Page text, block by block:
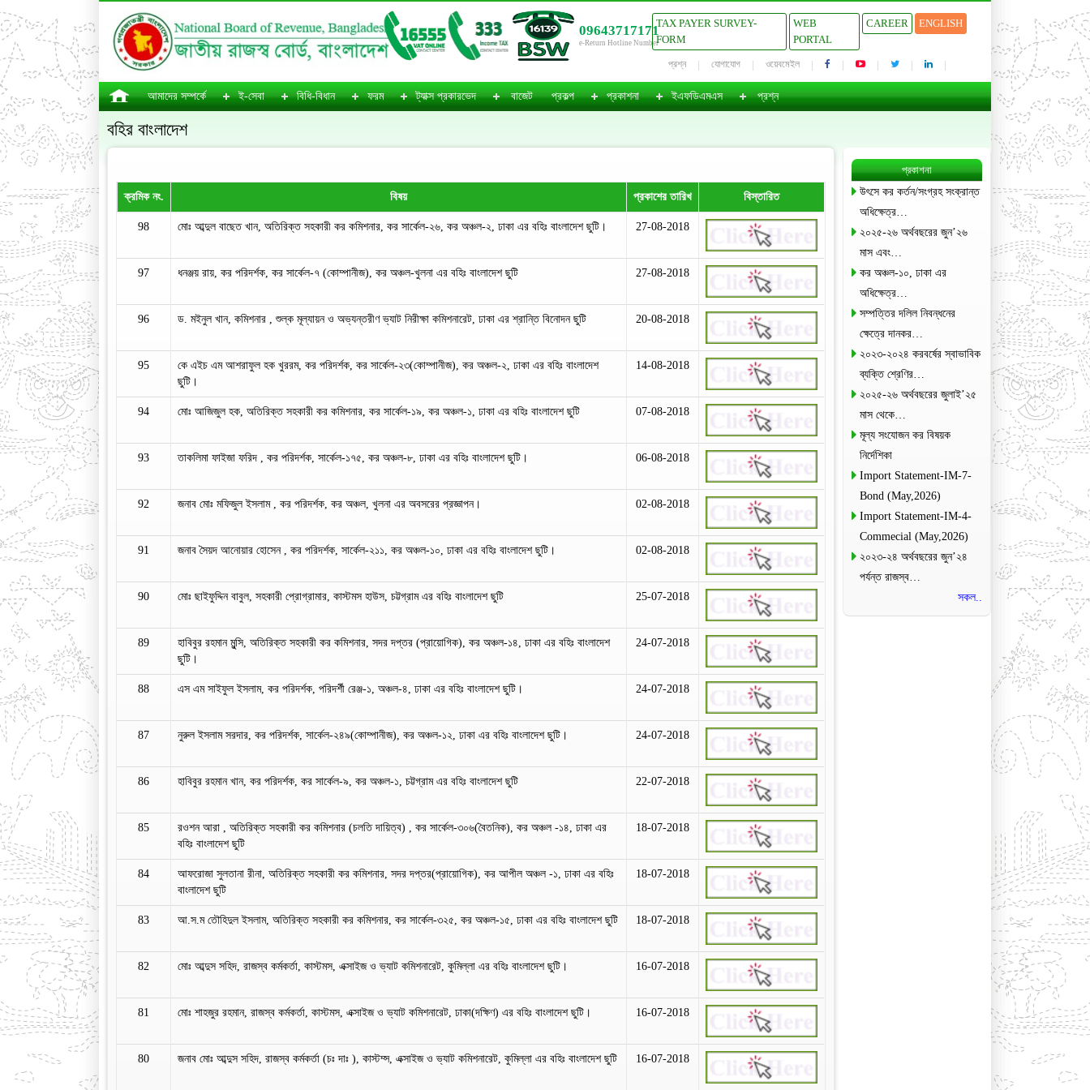
09643717171
e-Return Hotline Number
TAX PAYER SURVEY-
FORM
WEB
PORTAL
CAREER ENGLISH
প্রশ্ন যোগাযোগ ওয়েবমেইল
আমাদের সম্পর্কে ই-সেবা বিধি-বিধান ফরম ট্যাক্স প্রকারভেদ বাজেট প্রকল্প প্রকাশনা ইএফডিএমএস প্রশ্ন
বহির বাংলাদেশ
ক্রমিক নং. বিষয় প্রকাশের তারিখ বিস্তারিত
98 মোঃ আব্দুল বাছেত খান, অতিরিক্ত সহকারী কর কমিশনার, কর সার্কেল-২৬, কর অঞ্চল-২, ঢাকা এর বহিঃ বাংলাদেশ ছুটি। 27-08-2018
97 ধনঞ্জয় রায়, কর পরিদর্শক, কর সার্কেল-৭ (কোম্পানীজ), কর অঞ্চল-খুলনা এর বহিঃ বাংলাদেশ ছুটি 27-08-2018
96 ড. মইনুল খান, কমিশনার , শুল্ক মূল্যায়ন ও অভ্যন্তরীণ ভ্যাট নিরীক্ষা কমিশনারেট, ঢাকা এর শ্রান্তি বিনোদন ছুটি 20-08-2018
95
কে এইচ এম আশরাফুল হক খুররম, কর পরিদর্শক, কর সার্কেল-২৩(কোম্পানীজ), কর অঞ্চল-২, ঢাকা এর বহিঃ বাংলাদেশ
ছুটি।
14-08-2018
94 মোঃ আজিজুল হক, অতিরিক্ত সহকারী কর কমিশনার, কর সার্কেল-১৯, কর অঞ্চল-১, ঢাকা এর বহিঃ বাংলাদেশ ছুটি 07-08-2018
93 তাকলিমা ফাইজা ফরিদ , কর পরিদর্শক, সার্কেল-১৭৫, কর অঞ্চল-৮, ঢাকা এর বহিঃ বাংলাদেশ ছুটি। 06-08-2018
92 জনাব মোঃ মফিজুল ইসলাম , কর পরিদর্শক, কর অঞ্চল, খুলনা এর অবসরের প্রজ্ঞাপন। 02-08-2018
91 জনাব সৈয়দ আনোয়ার হোসেন , কর পরিদর্শক, সার্কেল-২১১, কর অঞ্চল-১০, ঢাকা এর বহিঃ বাংলাদেশ ছুটি। 02-08-2018
90 মোঃ ছাইফুদ্দিন বাবুল, সহকারী প্রোগ্রামার, কাস্টমস হাউস, চট্টগ্রাম এর বহিঃ বাংলাদেশ ছুটি 25-07-2018
89
হাবিবুর রহমান মুন্সি, অতিরিক্ত সহকারী কর কমিশনার, সদর দপ্তর (প্রায়োগিক), কর অঞ্চল-১৪, ঢাকা এর বহিঃ বাংলাদেশ
ছুটি।
24-07-2018
88 এস এম সাইফুল ইসলাম, কর পরিদর্শক, পরিদর্শী রেঞ্জ-১, অঞ্চল-৪, ঢাকা এর বহিঃ বাংলাদেশ ছুটি। 24-07-2018
87 নুরুল ইসলাম সরদার, কর পরিদর্শক, সার্কেল-২৪৯(কোম্পানীজ), কর অঞ্চল-১২, ঢাকা এর বহিঃ বাংলাদেশ ছুটি। 24-07-2018
86 হাবিবুর রহমান খান, কর পরিদর্শক, কর সার্কেল-৯, কর অঞ্চল-১, চট্টগ্রাম এর বহিঃ বাংলাদেশ ছুটি 22-07-2018
85
রওশন আরা , অতিরিক্ত সহকারী কর কমিশনার (চলতি দায়িত্ব) , কর সার্কেল-৩০৬(বৈতনিক), কর অঞ্চল -১৪, ঢাকা এর
বহিঃ বাংলাদেশ ছুটি
18-07-2018
84
আফরোজা সুলতানা রীনা, অতিরিক্ত সহকারী কর কমিশনার, সদর দপ্তর(প্রায়োগিক), কর আপীল অঞ্চল -১, ঢাকা এর বহিঃ
বাংলাদেশ ছুটি
18-07-2018
83 আ.স.ম তৌহিদুল ইসলাম, অতিরিক্ত সহকারী কর কমিশনার, কর সার্কেল-৩২৫, কর অঞ্চল-১৫, ঢাকা এর বহিঃ বাংলাদেশ ছুটি 18-07-2018
82 মোঃ আব্দুস সহিদ, রাজস্ব কর্মকর্তা, কাস্টমস, এক্সাইজ ও ভ্যাট কমিশনারেট, কুমিল্লা এর বহিঃ বাংলাদেশ ছুটি। 16-07-2018
81 মোঃ শাহজুর রহমান, রাজস্ব কর্মকর্তা, কাস্টমস, এক্সাইজ ও ভ্যাট কমিশনারেট, ঢাকা(দক্ষিণ) এর বহিঃ বাংলাদেশ ছুটি। 16-07-2018
80 জনাব মোঃ আব্দুস সহিদ, রাজস্ব কর্মকর্তা (চঃ দাঃ ), কাস্টম্স, এক্সাইজ ও ভ্যাট কমিশনারেট, কুমিল্লা এর বহিঃ বাংলাদেশ ছুটি 16-07-2018
প্রকাশনা
উৎসে কর কর্তন/সংগ্রহ সংক্রান্ত
অধিক্ষেত্র…
২০২৫-২৬ অর্থবছরের জুন’২৬
মাস এবং…
কর অঞ্চল-১০, ঢাকা এর
অধিক্ষেত্র…
সম্পত্তির দলিল নিবন্ধনের
ক্ষেত্রে দানকর…
২০২৩-২০২৪ করবর্ষের স্বাভাবিক
ব্যক্তি শ্রেণির…
২০২৫-২৬ অর্থবছরের জুলাই’২৫
মাস থেকে…
মূল্য সংযোজন কর বিষয়ক
নির্দেশিকা
Import Statement-IM-7-
Bond (May,2026)
Import Statement-IM-4-
Commecial (May,2026)
২০২৩-২৪ অর্থবছরের জুন’২৪
পর্যন্ত রাজস্ব…
সকল..